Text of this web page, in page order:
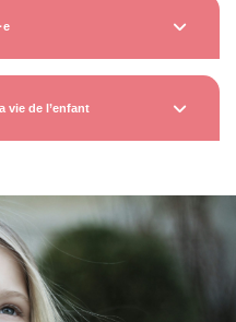
vie de l’enfant